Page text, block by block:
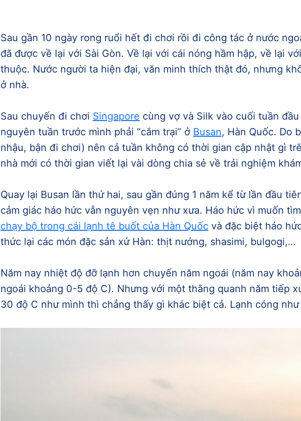
Sau gần 10 ngày rong ruổi hết đi chơi rồi đi công tác ở nước
đã được về lại với Sài Gòn. Về lại với cái nóng hầm hập, về lại
thuộc. Nước người ta hiện đại, văn minh thích thật đó, nhưng
ở nhà.
Sau chuyến đi chơi Singapore cùng vợ và Silk vào cuối tuần
nguyên tuần trước mình phải “cắm trại” ở Busan, Hàn Quốc. Do
nhậu, bận đi chơi) nên cả tuần không có thời gian cập nhật gì
nhà mới có thời gian viết lại vài dòng chia sẻ về trải nghiệm
Quay lại Busan lần thứ hai, sau gần đúng 1 năm kể từ lần đầu
cảm giác háo hức vẫn nguyên vẹn như xưa. Háo hức vì muốn
chạy bộ trong cái lạnh tê buốt của Hàn Quốc và đặc biệt háo
thức lại các món đặc sản xứ Hàn: thịt nướng, shasimi, bulgogi,…
Năm nay nhiệt độ đỡ lạnh hơn chuyến năm ngoái (năm nay
ngoái khoảng 0-5 độ C). Nhưng với một thằng quanh năm tiếp
30 độ C như mình thì chẳng thấy gì khác biệt cả. Lạnh cóng